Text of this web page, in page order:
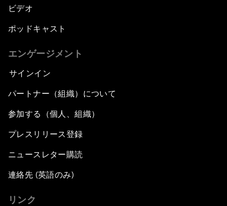
ビデオ
ポッドキャスト
エンゲージメント
サインイン
パートナー（組織）について
参加する（個人、組織）
プレスリリース登録
ニュースレター購読
連絡先 (英語のみ)
リンク